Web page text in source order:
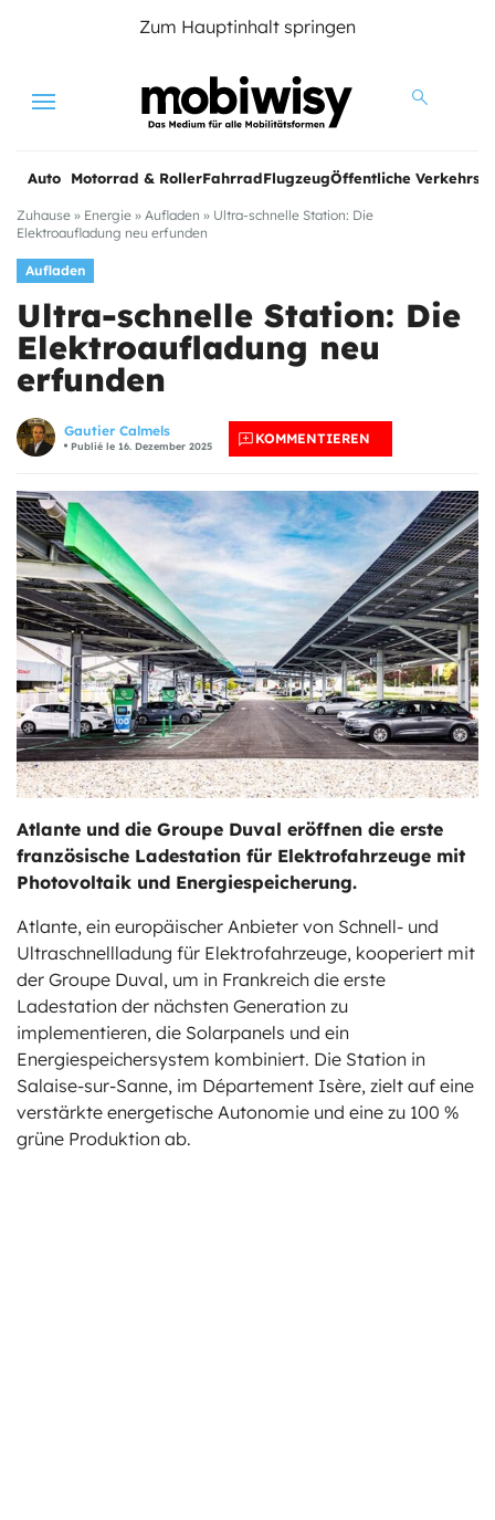
Zum Hauptinhalt springen
Menu
Auto Motorrad & RollerFahrradFlugzeugÖffentliche
Zuhause » Energie » Aufladen » Ultra-schnelle Station: Die
Elektroaufladung neu erfunden
Aufladen
Ultra-schnelle Station: Die
Elektroaufladung neu
erfunden
Gautier Calmels
Publié le 16. Dezember 2025 KOMMENTIEREN
Atlante und die Groupe Duval eröffnen die erste
französische Ladestation für Elektrofahrzeuge mit
Photovoltaik und Energiespeicherung.
Atlante, ein europäischer Anbieter von Schnell- und
Ultraschnellladung für Elektrofahrzeuge, kooperiert mit
der Groupe Duval, um in Frankreich die erste
Ladestation der nächsten Generation zu
implementieren, die Solarpanels und ein
Energiespeichersystem kombiniert. Die Station in
Salaise-sur-Sanne, im Département Isère, zielt auf eine
verstärkte energetische Autonomie und eine zu 100 %
grüne Produktion ab.